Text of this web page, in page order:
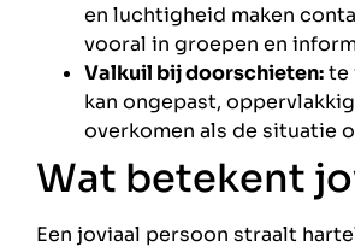
en luchtigheid maken
vooral in groepen en
Valkuil bij doorschieten:te
kan ongepast,
overkomen als de situatie
Wat betekent
Een joviaal persoon straalt